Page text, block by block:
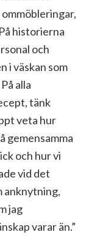
historierna
och
i väskan som
alla
tänk
veta hur
gemensamma
och hur vi
vid det
anknytning,
jag
varar än.”